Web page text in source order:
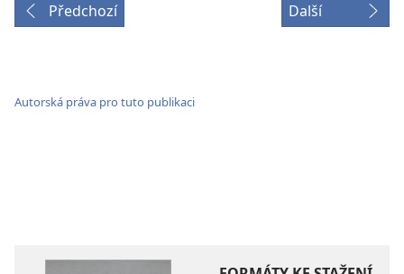
Předchozí Další
Autorská práva pro tuto publikaci